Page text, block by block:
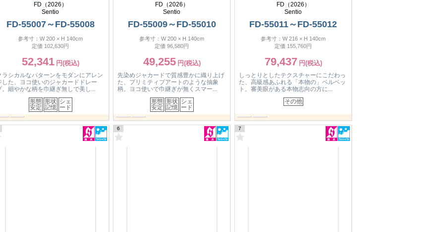
FD（2026）
Sentio
FD-55007～FD-55008
参考寸：W 200 × H 140cm
定価 102,630円
52,341
ラシカルなパターンをモダンにアレン
した、ヨコ使いのジャカードドレー
。細やかな柄を巾継ぎ無しで美し...
形態
安定
形状
記憶
シェ
ード
FD（2026）
Sentio
FD-55009～FD-55010
参考寸：W 200 × H 140cm
定価 96,580円
49,255
先染めジャカードで質感豊かに織り上げ
た、プリミティブアートのような抽象
柄。ヨコ使いで巾継ぎが無くスマー...
形態
安定
形状
記憶
シェ
ード
FD（2026）
Sentio
FD-55011～FD-55012
参考寸：W 216 × H 140cm
定価 155,760円
79,437
しっとりとしたテクスチャーにこだわっ
た、高級感あふれる「本物の」ベルベッ
ト。審美眼がある本物志向の方に...
その他
7 8